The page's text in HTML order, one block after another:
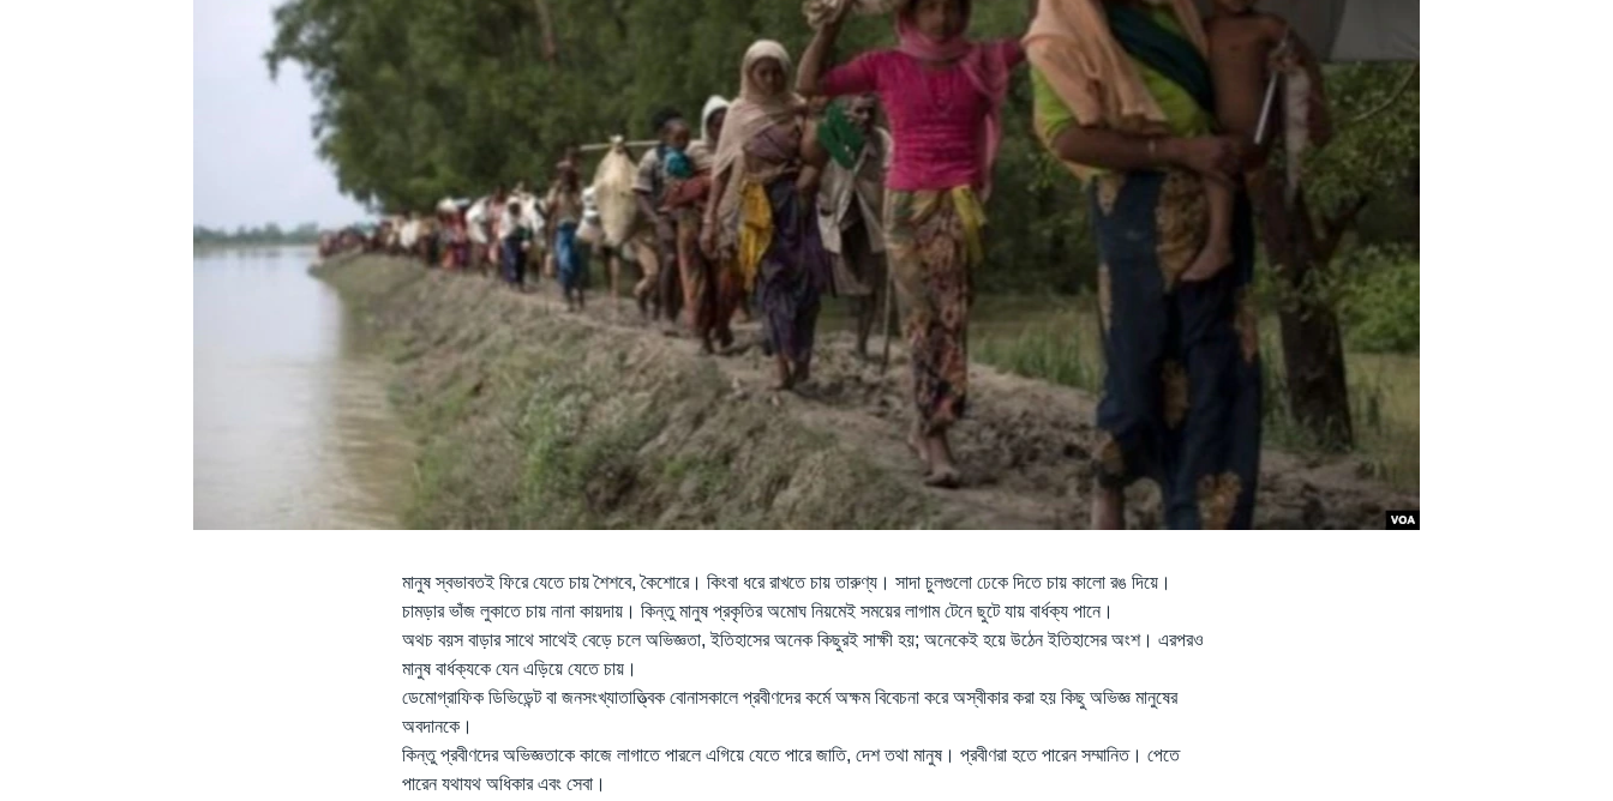
মানুষ স্বভাবতই ফিরে যেতে চায় শৈশবে, কৈশোরে। কিংবা ধরে রাখতে চায় তারুণ্য। সাদা চুলগুলো ঢেকে দিতে চায় কালো রঙ দিয়ে।
চামড়ার ভাঁজ লুকাতে চায় নানা কায়দায়। কিন্তু মানুষ প্রকৃতির অমোঘ নিয়মেই সময়ের লাগাম টেনে ছুটে যায় বার্ধক্য পানে।
অথচ বয়স বাড়ার সাথে সাথেই বেড়ে চলে অভিজ্ঞতা, ইতিহাসের অনেক কিছুরই সাক্ষী হয়; অনেকেই হয়ে উঠেন ইতিহাসের অংশ। এরপরও
মানুষ বার্ধক্যকে যেন এড়িয়ে যেতে চায়।
ডেমোগ্রাফিক ডিভিডেন্ট বা জনসংখ্যাতাত্ত্বিক বোনাসকালে প্রবীণদের কর্মে অক্ষম বিবেচনা করে অস্বীকার করা হয় কিছু অভিজ্ঞ মানুষের
অবদানকে।
কিন্তু প্রবীণদের অভিজ্ঞতাকে কাজে লাগাতে পারলে এগিয়ে যেতে পারে জাতি, দেশ তথা মানুষ। প্রবীণরা হতে পারেন সম্মানিত। পেতে
পারেন যথাযথ অধিকার এবং সেবা।